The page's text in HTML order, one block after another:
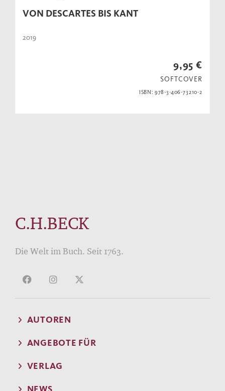
VON DESCARTES BIS KANT
2019
9,95 €
SOFTCOVER
ISBN: 978-3-406-73210-2
C.H.BECK
Die Welt im Buch. Seit 1763.
AUTOREN
ANGEBOTE FÜR
VERLAG